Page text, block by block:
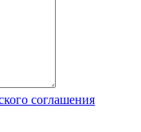
соглашения